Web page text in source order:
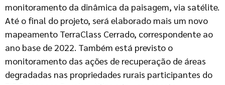
monitoramento da dinâmica da paisagem, via satélite.
Até o final do projeto, será elaborado mais um novo
mapeamento TerraClass Cerrado, correspondente ao
ano base de 2022. Também está previsto o
monitoramento das ações de recuperação de áreas
degradadas nas propriedades rurais participantes do